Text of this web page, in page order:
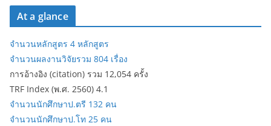
At a glance
จำนวนหลักสูตร 4 หลักสูตร
จำนวนผลงานวิจัยรวม 804 เรื่อง
การอ้างอิง (citation) รวม 12,054 ครั้ง
TRF Index (พ.ศ. 2560) 4.1
จำนวนนักศึกษาป.ตรี 132 คน
จำนวนนักศึกษาป.โท 25 คน